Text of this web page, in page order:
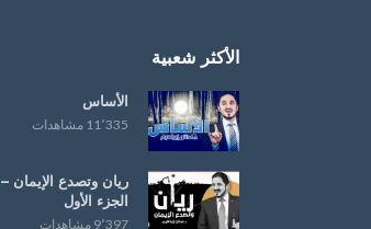
الأكثر شعبية
الأساس
11٬335 مشاهدات
ريان وتصدع الإيمان –
الجزء الأول
9٬397 مشاهدات